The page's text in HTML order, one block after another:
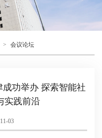
> 会议论坛
成功举办 探索智能社
实践前沿
03